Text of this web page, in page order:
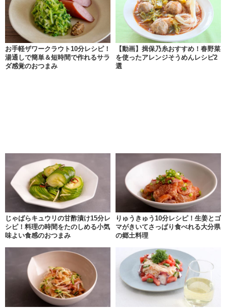
お手軽ザワークラウト10分レシピ！
湯通しで簡単＆短時間で作れるサラ
ダ感覚のおつまみ
【動画】揖保乃糸おすすめ！春野菜
を使ったアレンジそうめんレシピ2
選
じゃばらキュウリの甘酢漬け15分レ
シピ！料理の時間をたのしめる小気
味よい食感のおつまみ
りゅうきゅう10分レシピ！生姜とゴ
マがきいてさっぱり食べれる大分県
の郷土料理